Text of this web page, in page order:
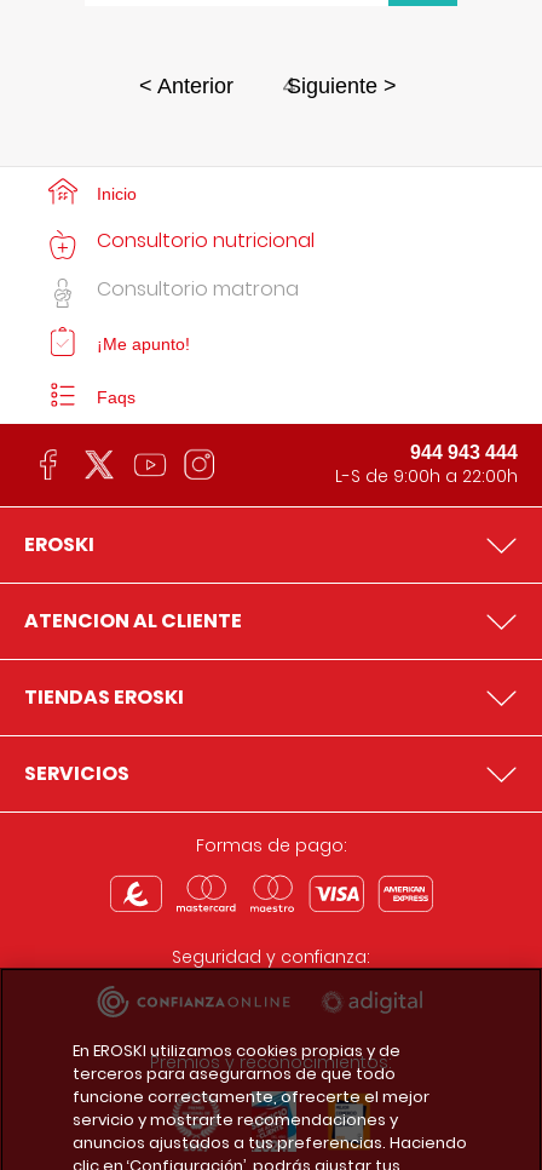
< Anterior 4
Siguiente >
Inicio
Consultorio nutricional
Consultorio matrona
¡Me apunto!
Faqs
944 943 444
L-S de 9:00h a 22:00h
EROSKI
ATENCION AL CLIENTE
TIENDAS EROSKI
SERVICIOS
Formas de pago:
Seguridad y confianza:
Premios y reconocimientos:
En EROSKI utilizamos cookies propias y de
terceros para asegurarnos de que todo
funcione correctamente, ofrecerte el mejor
servicio y mostrarte recomendaciones y
anuncios ajustados a tus preferencias. Haciendo
clic en ‘Configuración’, podrás ajustar tus